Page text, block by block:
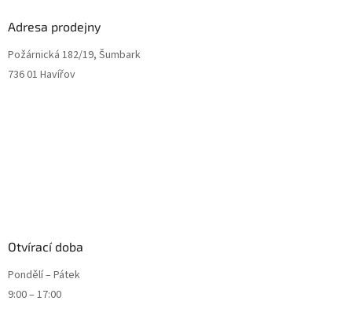
Adresa prodejny
Požárnická 182/19, Šumbark
736 01 Havířov
Otvírací doba
Pondělí – Pátek
9:00 – 17:00